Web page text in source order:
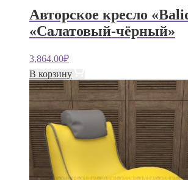
Авторское кресло
«Салатовый-чёрный»
3,864.00₽
В корзину